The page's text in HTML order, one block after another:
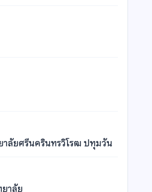
าลัยศรีนครินทรวิโรฒ ปทุมวัน
าลัย